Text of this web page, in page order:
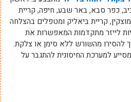
כפר סבא, באר שבע, חיפה, קריית
קריית ביאליק ומטפלים בהצלחה
לייזר מתקדמות המאפשרות את
להסירו מהשורש ללא סימן או צלקת.
למערכת החיסונית להתגבר על